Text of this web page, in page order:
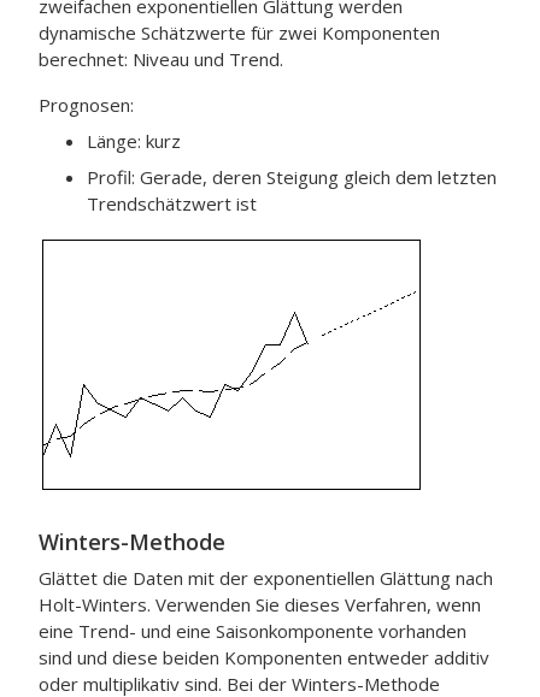
zweifachen exponentiellen Glättung werden
dynamische Schätzwerte für zwei Komponenten
berechnet: Niveau und Trend.
Prognosen:
Länge: kurz
Profil: Gerade, deren Steigung gleich dem letzten
Trendschätzwert ist
Winters-Methode
Glättet die Daten mit der exponentiellen Glättung nach
Holt-Winters. Verwenden Sie dieses Verfahren, wenn
eine Trend- und eine Saisonkomponente vorhanden
sind und diese beiden Komponenten entweder additiv
oder multiplikativ sind. Bei der Winters-Methode